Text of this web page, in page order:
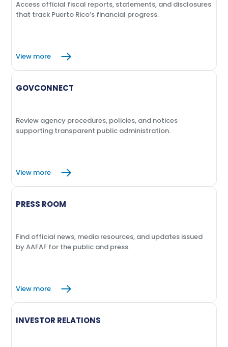
Access official fiscal reports, statements, and disclosures
that track Puerto Rico’s financial progress.
View more
GOVCONNECT
Review agency procedures, policies, and notices
supporting transparent public administration.
View more
PRESS ROOM
Find official news, media resources, and updates issued
by AAFAF for the public and press.
View more
INVESTOR RELATIONS